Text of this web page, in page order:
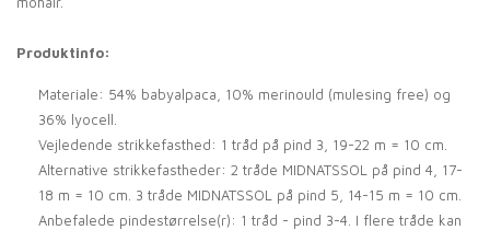
Produktinfo:
Materiale: 54% babyalpaca, 10% merinould (mulesing free) og
36% lyocell.
Vejledende strikkefasthed: 1 tråd på pind 3, 19-22 m = 10 cm.
Alternative strikkefastheder: 2 tråde MIDNATSSOL på pind 4, 17-
18 m = 10 cm. 3 tråde MIDNATSSOL på pind 5, 14-15 m = 10 cm.
Anbefalede pindestørrelse(r): 1 tråd - pind 3-4. I flere tråde kan